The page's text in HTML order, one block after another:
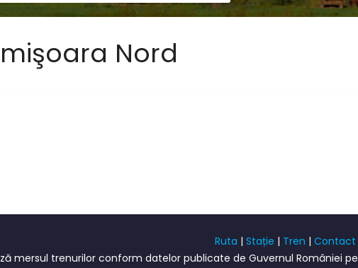
Nord
Ruta | Stație | Tren | Contact
mersul trenurilor conform datelor publicate de Guvernul României pe